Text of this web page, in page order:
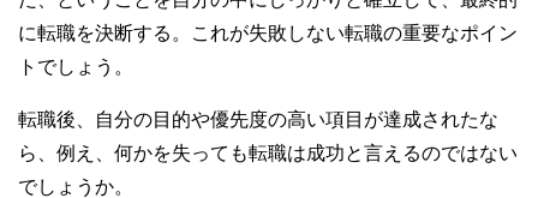
に転職を決断する。これが失敗しない転職の重要なポイン
トでしょう。
転職後、自分の目的や優先度の高い項目が達成されたな
ら、例え、何かを失っても転職は成功と言えるのではない
でしょうか。